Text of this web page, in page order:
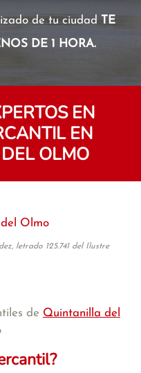
de tu ciudadTE
DE 1 HORA.
EN
EN
OLMO
Olmo
letrado 125.741 del Ilustre
de Quintanilla del